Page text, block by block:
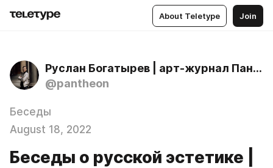
About Teletype Join
Руслан Богатырев | арт-журнал Пантеон, антология русской культуры
@pantheon
Беседы
August 18, 2022
Беседы о русской эстетике |